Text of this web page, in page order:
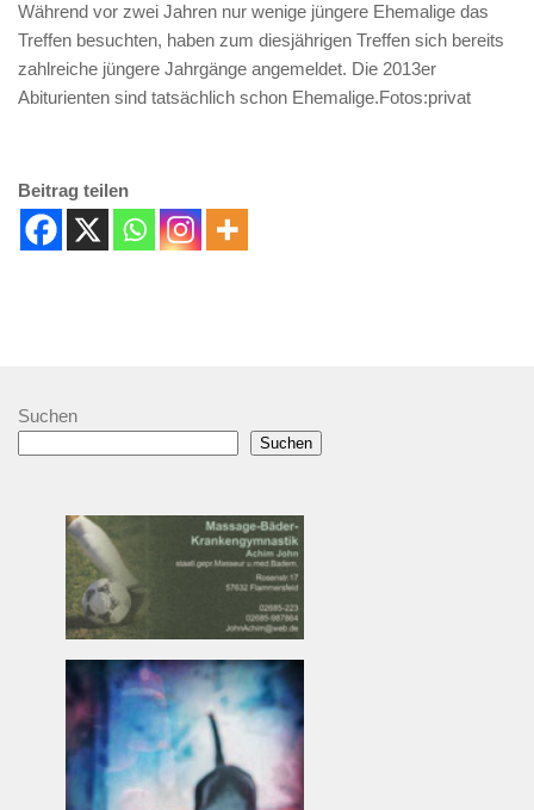
Während vor zwei Jahren nur wenige jüngere Ehemalige das
Treffen besuchten, haben zum diesjährigen Treffen sich bereits
zahlreiche jüngere Jahrgänge angemeldet. Die 2013er
Abiturienten sind tatsächlich schon Ehemalige.Fotos:privat
Beitrag teilen
Suchen
Suchen